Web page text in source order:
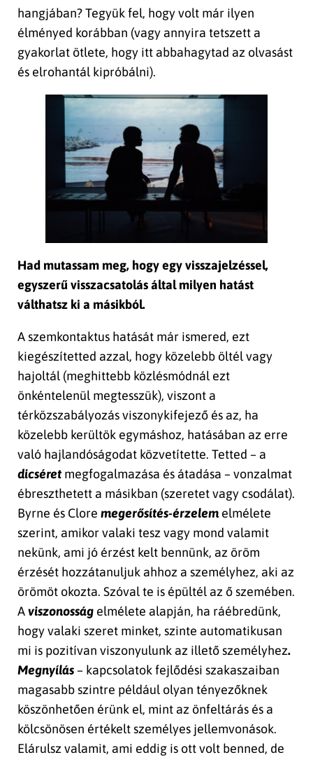
hangjában? Tegyük fel, hogy volt már ilyen
élményed korábban (vagy annyira tetszett a
gyakorlat ötlete, hogy itt abbahagytad az olvasást
és elrohantál kipróbálni).
Had mutassam meg, hogy egy visszajelzéssel,
egyszerű visszacsatolás által milyen hatást
válthatsz ki a másikból.
A szemkontaktus hatását már ismered, ezt
kiegészítetted azzal, hogy közelebb öltél vagy
hajoltál (meghittebb közlésmódnál ezt
önkéntelenül megtesszük), viszont a
térközszabályozás viszonykifejező és az, ha
közelebb kerültök egymáshoz, hatásában az erre
való hajlandóságodat közvetítette. Tetted – a
dicséretmegfogalmazása és átadása – vonzalmat
ébreszthetett a másikban (szeretet vagy csodálat).
Byrne és Clore megerősítés-érzelemelmélete
szerint, amikor valaki tesz vagy mond valamit
nekünk, ami jó érzést kelt bennünk, az öröm
érzését hozzátanuljuk ahhoz a személyhez, aki az
örömöt okozta. Szóval te is épültél az ő szemében.
Aviszonosság elmélete alapján, ha ráébredünk,
hogy valaki szeret minket, szinte automatikusan
mi is pozitívan viszonyulunk az illető személyhez.
Megnyílás– kapcsolatok fejlődési szakaszaiban
magasabb szintre például olyan tényezőknek
köszönhetően érünk el, mint az önfeltárás és a
kölcsönösen értékelt személyes jellemvonások.
Elárulsz valamit, ami eddig is ott volt benned, de